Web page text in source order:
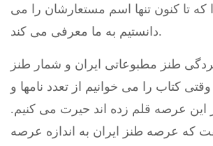
تا کنون تنها اسم مستعارشان را می
دانستیم به ما معرفی می کند.
طنز مطبوعاتی ایران و شمار طنز
کتاب را می خوانیم از تعدد نامها و
این عرصه قلم زده اند حیرت می کنیم.
که عرصه طنز ایران به اندازه عرصه